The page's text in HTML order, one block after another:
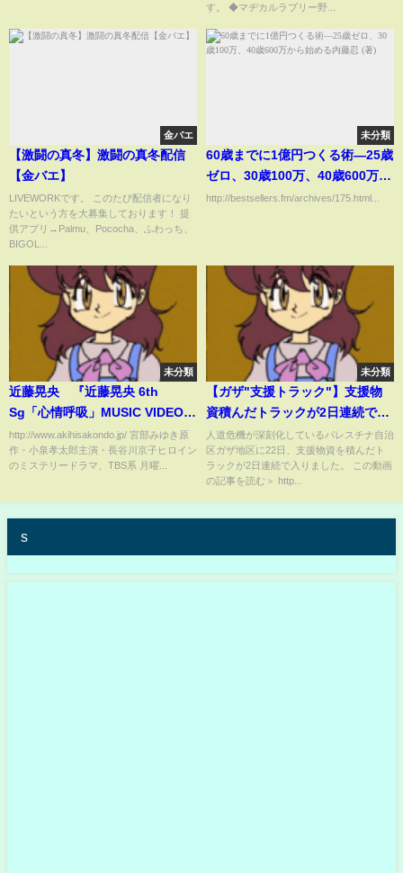
す。 ◆マヂカルラブリー野...
金バエ
【激闘の真冬】激闘の真冬配信
【金バエ】
LIVEWORKです。 このたび配信者になり
たいという方を大募集しております！ 提
供アプリ→Palmu、Pococha、ふわっち、
BIGOL...
未分類
60歳までに1億円つくる術―25歳
ゼロ、30歳100万、40歳600万か
ら始める内藤忍 (著)
http://bestsellers.fm/archives/175.html...
未分類
近藤晃央 『近藤晃央 6th
Sg「心情呼吸」MUSIC VIDEO -
歌詞有り short ver.- （TBS系 月
曜ミステリーシアター『ペテロ
の葬列』主題歌）』
http://www.akihisakondo.jp/ 宮部みゆき原
作・小泉孝太郎主演・長谷川京子ヒロイン
のミステリードラマ、TBS系 月曜...
未分類
【ガザ"支援トラック"】支援物
資積んだトラックが2日連続でガ
ザ地区入り
人道危機が深刻化しているパレスチナ自治
区ガザ地区に22日、支援物資を積んだト
ラックが2日連続で入りました。 この動画
の記事を読む＞ http...
s